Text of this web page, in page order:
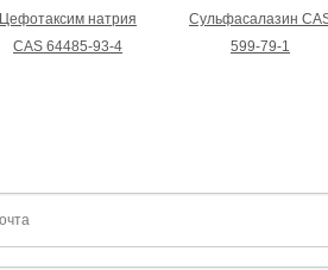
Цефотаксим натрия
CAS 64485-93-4
Сульфасалазин
599-79-1